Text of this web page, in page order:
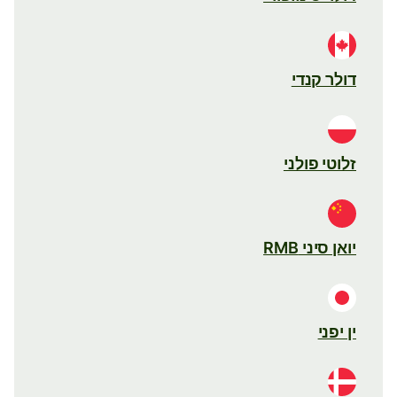
דולר קנדי
זלוטי פולני
יואן סיני RMB
ין יפני